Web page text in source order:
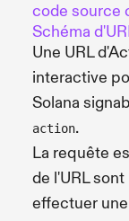
code source
Schéma
Une URL
interactive
Solana
action.
La requête
de l'URL
effectuer